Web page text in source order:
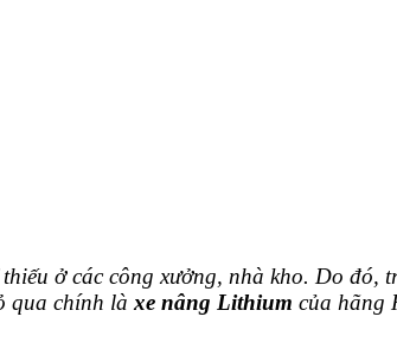
ở các công xưởng, nhà kho. Do
qua chính là xe nâng Lithium của hãng